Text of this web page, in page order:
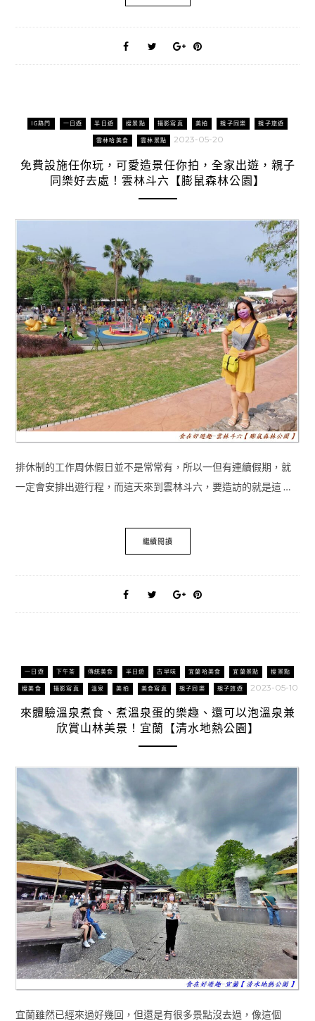
IG熱門 一日遊 半日遊 搜景點 攝影寫真 美拍 親子同樂 親子旅遊
雲林哈美食 雲林景點 2023-05-20
免費設施任你玩，可愛造景任你拍，全家出遊，親子
同樂好去處！雲林斗六【膨鼠森林公園】
排休制的工作周休假日並不是常常有，所以一但有連續假期，就
一定會安排出遊行程，而這天來到雲林斗六，要造訪的就是這 …
繼續閱讀
一日遊 下午茶 傳統美食 半日遊 古早味 宜蘭哈美食 宜蘭景點 搜景點
搜美食 攝影寫真 溫泉 美拍 美食寫真 親子同樂 親子旅遊 2023-05-10
來體驗溫泉煮食、煮溫泉蛋的樂趣、還可以泡溫泉兼
欣賞山林美景！宜蘭【清水地熱公園】
宜蘭雖然已經來過好幾回，但還是有很多景點沒去過，像這個